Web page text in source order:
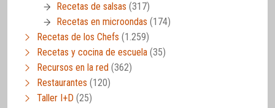
Recetas de salsas (317)
Recetas en microondas (174)
Recetas de los Chefs (1.259)
Recetas y cocina de escuela (35)
Recursos en la red (362)
Restaurantes (120)
Taller I+D (25)